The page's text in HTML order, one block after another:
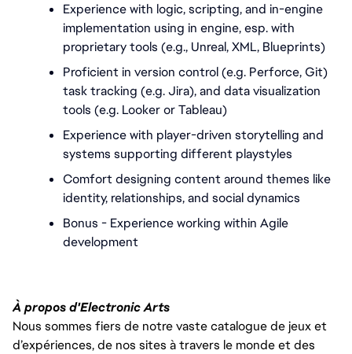
Experience with logic, scripting, and in-engine
implementation using in engine, esp. with
proprietary tools (e.g., Unreal, XML, Blueprints)
Proficient in version control (e.g. Perforce, Git)
task tracking (e.g. Jira), and data visualization
tools (e.g. Looker or Tableau)
Experience with player-driven storytelling and
systems supporting different playstyles
Comfort designing content around themes like
identity, relationships, and social dynamics
Bonus - Experience working within Agile
development
À propos d'Electronic Arts
Nous sommes fiers de notre vaste catalogue de jeux et
d’expériences, de nos sites à travers le monde et des